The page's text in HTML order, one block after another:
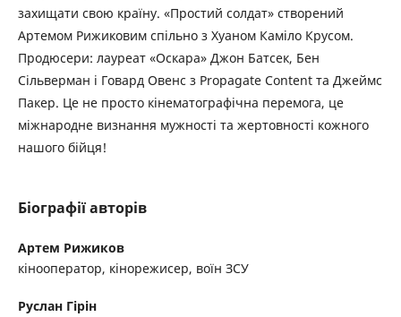
захищати свою країну. «Простий солдат» створений
Артемом Рижиковим спільно з Хуаном Каміло Крусом.
Продюсери: лауреат «Оскара» Джон Батсек, Бен
Сільверман і Говард Овенс з Propagate Content та Джеймс
Пакер. Це не просто кінематографічна перемога, це
міжнародне визнання мужності та жертовності кожного
нашого бійця!
Біографії авторів
Артем Рижиков
кінооператор, кінорежисер, воїн ЗСУ
Руслан Гірін